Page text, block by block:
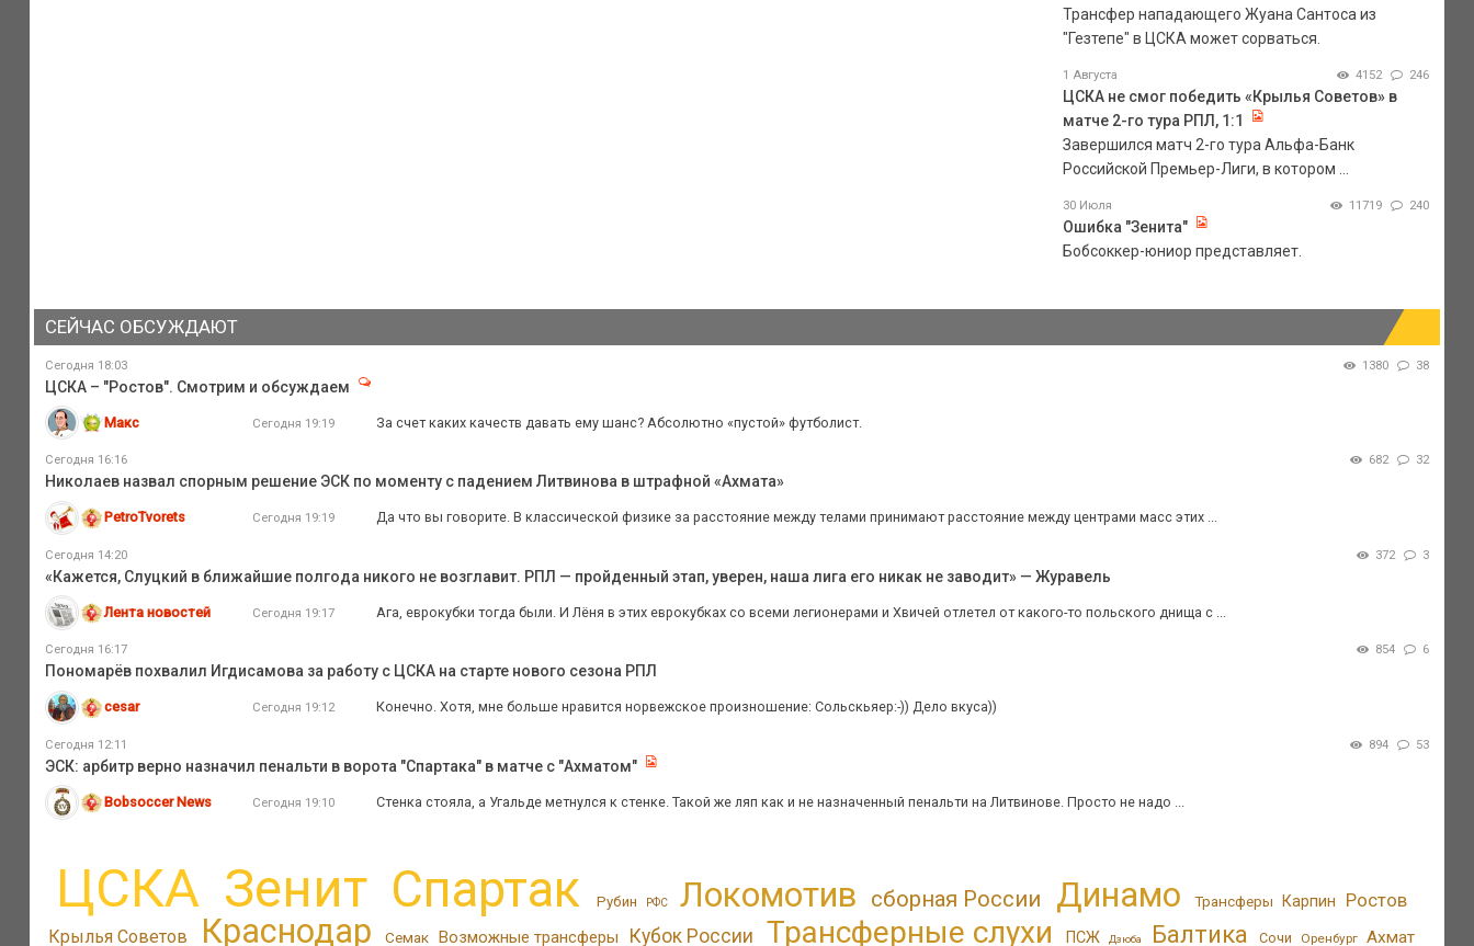
Трансфер нападающего Жуана Сантоса из
"Гезтепе" в ЦСКА может сорваться.
1 Августа 4152 246
ЦСКА не смог победить «Крылья Советов» в
матче 2-го тура РПЛ, 1:1
Завершился матч 2-го тура Альфа-Банк
Российской Премьер-Лиги, в котором ...
30 Июля 11719 240
Ошибка "Зенита"
Бобсоккер-юниор представляет.
СЕЙЧАС ОБСУЖДАЮТ
Сегодня 18:03 1380 38
ЦСКА – "Ростов". Смотрим и обсуждаем
Макс Сегодня 19:19 За счет каких качеств давать ему шанс? Абсолютно «пустой» футболист.
Сегодня 16:16 682 32
Николаев назвал спорным решение ЭСК по моменту с падением Литвинова в штрафной «Ахмата»
PetroTvorets Сегодня 19:19 Да что вы говорите. В классической физике за расстояние между телами принимают расстояние между центрами масс этих ...
Сегодня 14:20 372 3
«Кажется, Слуцкий в ближайшие полгода никого не возглавит. РПЛ — пройденный этап, уверен, наша лига его никак не заводит» — Журавель
Лента новостей Сегодня 19:17 Ага, еврокубки тогда были. И Лëня в этих еврокубках со всеми легионерами и Хвичей отлетел от какого-то польского днища с ...
Сегодня 16:17 854 6
Пономарёв похвалил Игдисамова за работу с ЦСКА на старте нового сезона РПЛ
cesar Сегодня 19:12 Конечно. Хотя, мне больше нравится норвежское произношение: Сольскьяер:-)) Дело вкуса))
Сегодня 12:11 894 53
ЭСК: арбитр верно назначил пенальти в ворота "Спартака" в матче с "Ахматом"
Bobsoccer News Сегодня 19:10 Стенка стояла, а Угальде метнулся к стенке. Такой же ляп как и не назначенный пенальти на Литвинове. Просто не надо ...
ЦСКА Зенит Спартак Рубин РФС Локомотив сборная России Динамо Трансферы Карпин Ростов
Крылья Советов Краснодар Семак Возможные трансферы Кубок России Трансферные слухи ПСЖ Дзюба Балтика Сочи Оренбург Ахмат